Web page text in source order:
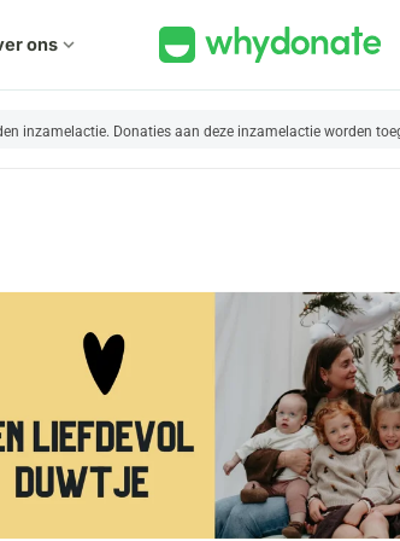
ons expand_more
inzamelactie. Donaties aan deze inzamelactie worden